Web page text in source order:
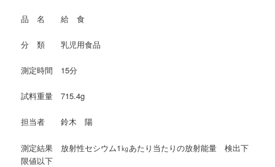
品 名 給 食
分 類 乳児用食品
測定時間 15分
試料重量 715.4g
担当者 鈴木 陽
測定結果 放射性セシウム1㎏あたり当たりの放射能量 検出下
限値以下